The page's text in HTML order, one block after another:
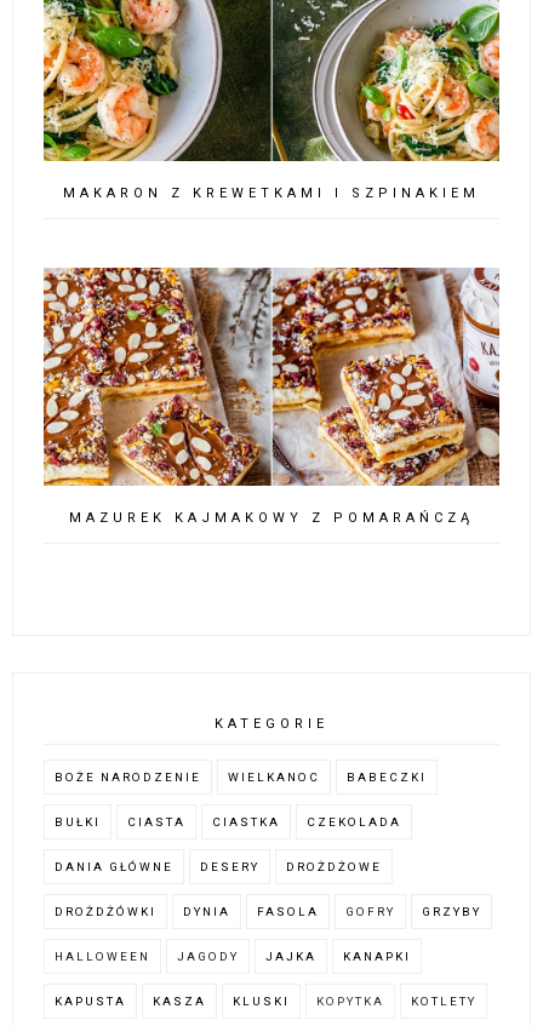
MAKARON Z KREWETKAMI I SZPINAKIEM
MAZUREK KAJMAKOWY Z POMARAŃCZĄ
KATEGORIE
BOŻE NARODZENIE WIELKANOC BABECZKI
BUŁKI CIASTA CIASTKA CZEKOLADA
DANIA GŁÓWNE DESERY DROŻDŻOWE
DROŻDŻÓWKI DYNIA FASOLA GOFRY GRZYBY
HALLOWEEN JAGODY JAJKA KANAPKI
KAPUSTA KASZA KLUSKI KOPYTKA KOTLETY